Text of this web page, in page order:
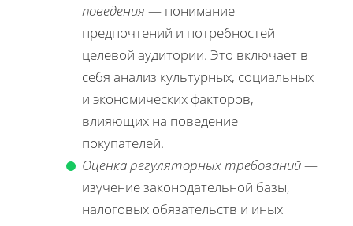
поведения — понимание
предпочтений и потребностей
целевой аудитории. Это включает в
себя анализ культурных, социальных
и экономических факторов,
влияющих на поведение
покупателей.
Оценка регуляторных требований—
изучение законодательной базы,
налоговых обязательств и иных